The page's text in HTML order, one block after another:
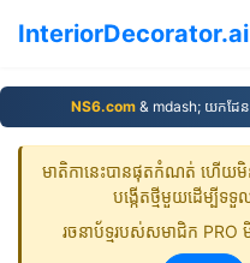
InteriorDecorator.ai
NS6.com & mdash; យកដែន
មាតិកា​នេះ​បាន​ផុត​កំណត់ ហើយ​
បង្កើត​ថ្មី​មួយ​ដើម្បី​ទ
រចនាប័ទ្ម​របស់​សមាជិក